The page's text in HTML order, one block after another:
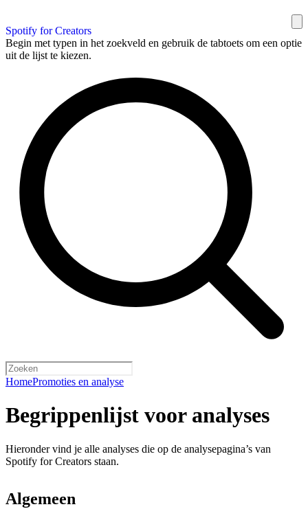
Spotify for Creators
Begin met typen in het zoekveld en gebruik de tabtoets om een optie
uit de lijst te kiezen.
HomePromoties en analyse
Begrippenlijst voor analyses
Hieronder vind je alle analyses die op de analysepagina’s van
Spotify for Creators staan.
Algemeen